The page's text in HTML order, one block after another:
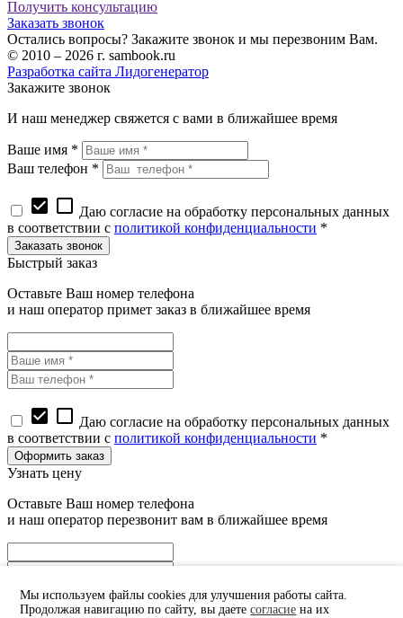
Получить консультацию
Заказать звонок
Остались вопросы? Закажите звонок и мы перезвоним Вам.
© 2010 – 2026 г. sambook.ru
Разработка сайта Лидогенератор
Закажите звонок
И наш менеджер свяжется с вами в ближайшее время
Ваше имя *
Ваш телефон *
check_box check_box_outline_blank Даю согласие на обработку персональных данных
в соответствии с политикой конфиденциальности *
Быстрый заказ
Оставьте Ваш номер телефона
и наш оператор примет заказ в ближайшее время
check_box check_box_outline_blank Даю согласие на обработку персональных данных
в соответствии с политикой конфиденциальности *
Узнать цену
Оставьте Ваш номер телефона
и наш оператор перезвонит вам в ближайшее время
Мы используем файлы cookies для улучшения работы сайта.
Продолжая навигацию по сайту, вы даетесогласие на их